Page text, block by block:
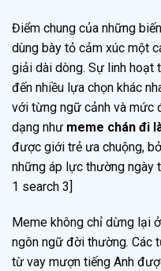
Điểm chung của những
dùng bày tỏ cảm xúc một
giải dài dòng. Sự linh hoạt
đến nhiều lựa chọn khác
với từng ngữ cảnh và mức
dạng như meme chán đi
được giới trẻ ưa chuộng,
những áp lực thường ngày
1 search 3]
Meme không chỉ dừng lại
ngôn ngữ đời thường. Các
từ vay mượn tiếng Anh